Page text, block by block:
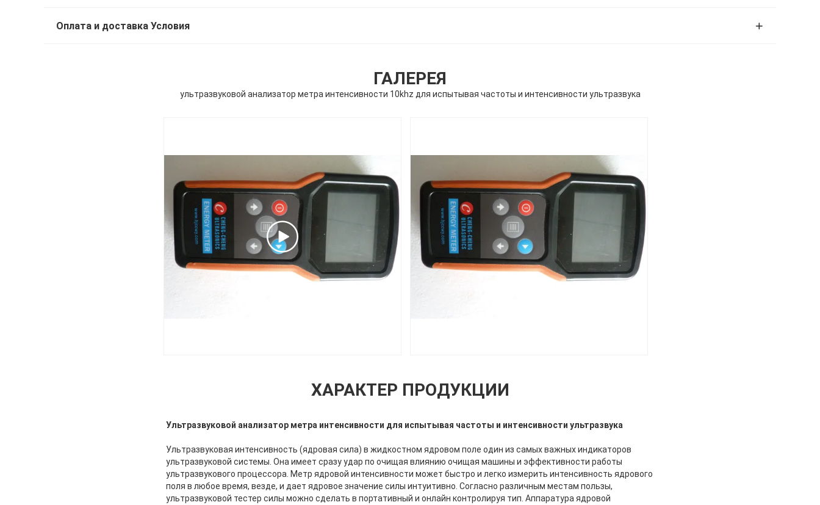
Оплата и доставка Условия
ГАЛЕРЕЯ
ультразвуковой анализатор метра интенсивности 10khz для испытывая частоты и интенсивности ультразвука
ХАРАКТЕР ПРОДУКЦИИ
Ультразвуковой анализатор метра интенсивности для испытывая частоты и интенсивности ультразвука
Ультразвуковая интенсивность (ядровая сила) в жидкостном ядровом поле один из самых важных индикаторов
ультразвуковой системы. Она имеет сразу удар по очищая влиянию очищая машины и эффективности работы
ультразвукового процессора. Метр ядровой интенсивности может быстро и легко измерить интенсивность ядрового
поля в любое время, везде, и дает ядровое значение силы интуитивно. Согласно различным местам пользы,
ультразвуковой тестер силы можно сделать в портативный и онлайн контролируя тип. Аппаратура ядровой